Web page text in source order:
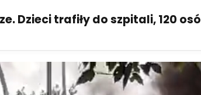
Dzieci trafiły do szpitali, 120